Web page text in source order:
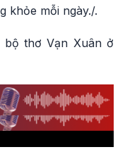
khỏe mỗi ngày./.
thơ Vạn Xuân ở